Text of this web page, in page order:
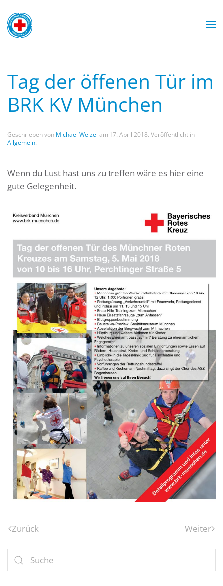
Zum Hauptinhalt springen
Tag der öffenen Tür im
BRK KV München
Geschrieben von Michael Welzel am 17. April 2018. Veröffentlicht in
Allgemein.
Wenn du Lust hast uns zu treffen wäre es hier eine
gute Gelegenheit.
Zurück Weiter